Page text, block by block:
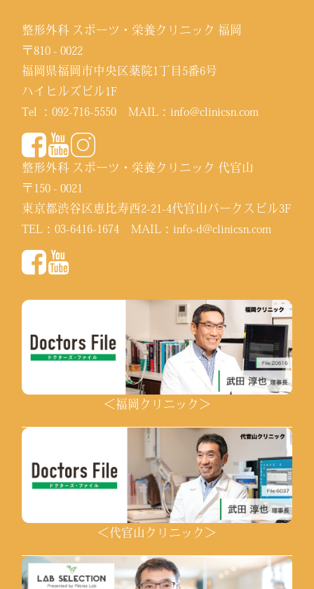
整形外科 スポーツ・栄養クリニック 福岡
〒810 - 0022
福岡県福岡市中央区薬院1丁目5番6号
ハイヒルズビル1F
Tel ：092-716-5550 MAIL：info@clinicsn.com
整形外科 スポーツ・栄養クリニック 代官山
〒150 - 0021
東京都渋谷区恵比寿西2-21-4代官山パークスビル3F
TEL：03-6416-1674 MAIL：info-d@clinicsn.com
＜福岡クリニック＞
＜代官山クリニック＞